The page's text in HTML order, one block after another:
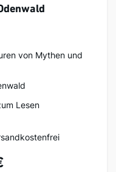
von Mythen und
Lesen